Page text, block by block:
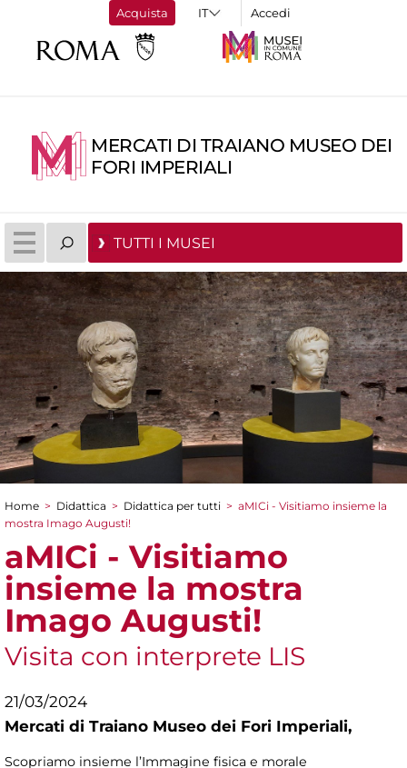
Acquista Accedi
MERCATI DI TRAIANO MUSEO DEI
FORI IMPERIALI
TUTTI I MUSEI
Tu sei qui
Home > Didattica > Didattica per tutti > aMICi - Visitiamo insieme la
mostra Imago Augusti!
aMICi - Visitiamo
insieme la mostra
Imago Augusti!
Visita con interprete LIS
21/03/2024
Mercati di Traiano Museo dei Fori Imperiali,
Scopriamo insieme l’Immagine fisica e morale